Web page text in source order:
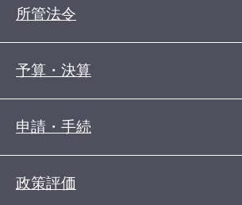
所管法令
予算・決算
申請・手続
政策評価